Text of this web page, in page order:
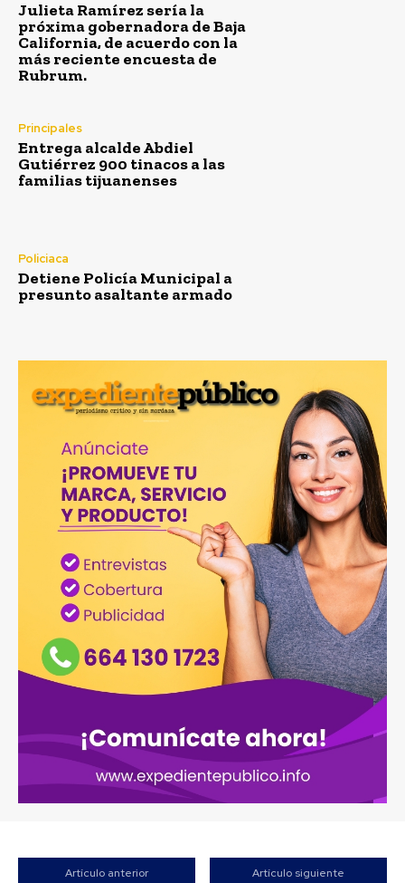
Julieta Ramírez sería la
próxima gobernadora de Baja
California, de acuerdo con la
más reciente encuesta de
Rubrum.
Principales
Entrega alcalde Abdiel
Gutiérrez 900 tinacos a las
familias tijuanenses
Policiaca
Detiene Policía Municipal a
presunto asaltante armado
Artículo anterior Artículo siguiente